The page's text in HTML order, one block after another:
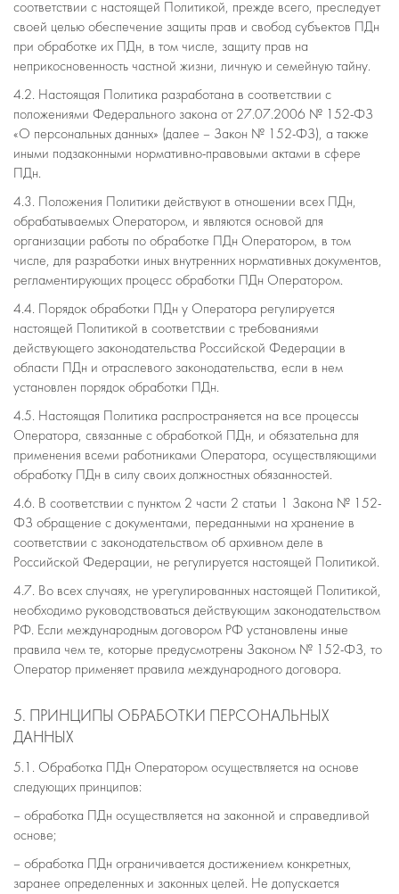
соответствии с настоящей Политикой, прежде всего, преследует
своей целью обеспечение защиты прав и свобод субъектов ПДн
при обработке их ПДн, в том числе, защиту прав на
неприкосновенность частной жизни, личную и семейную тайну.
4.2. Настоящая Политика разработана в соответствии с
положениями Федерального закона от 27.07.2006 № 152-ФЗ
«О персональных данных» (далее – Закон № 152-ФЗ), а также
иными подзаконными нормативно-правовыми актами в сфере
ПДн.
4.3. Положения Политики действуют в отношении всех ПДн,
обрабатываемых Оператором, и являются основой для
организации работы по обработке ПДн Оператором, в том
числе, для разработки иных внутренних нормативных документов,
регламентирующих процесс обработки ПДн Оператором.
4.4. Порядок обработки ПДн у Оператора регулируется
настоящей Политикой в соответствии с требованиями
действующего законодательства Российской Федерации в
области ПДн и отраслевого законодательства, если в нем
установлен порядок обработки ПДн.
4.5. Настоящая Политика распространяется на все процессы
Оператора, связанные с обработкой ПДн, и обязательна для
применения всеми работниками Оператора, осуществляющими
обработку ПДн в силу своих должностных обязанностей.
4.6. В соответствии с пунктом 2 части 2 статьи 1 Закона № 152-
ФЗ обращение с документами, переданными на хранение в
соответствии с законодательством об архивном деле в
Российской Федерации, не регулируется настоящей Политикой.
4.7. Во всех случаях, не урегулированных настоящей Политикой,
необходимо руководствоваться действующим законодательством
РФ. Если международным договором РФ установлены иные
правила чем те, которые предусмотрены Законом № 152-ФЗ, то
Оператор применяет правила международного договора.
5. ПРИНЦИПЫ ОБРАБОТКИ ПЕРСОНАЛЬНЫХ
ДАННЫХ
5.1. Обработка ПДн Оператором осуществляется на основе
следующих принципов:
– обработка ПДн осуществляется на законной и справедливой
основе;
– обработка ПДн ограничивается достижением конкретных,
заранее определенных и законных целей. Не допускается